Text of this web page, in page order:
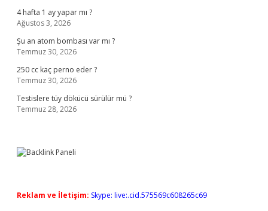
4 hafta 1 ay yapar mı ?
Ağustos 3, 2026
Şu an atom bombası var mı ?
Temmuz 30, 2026
250 cc kaç perno eder ?
Temmuz 30, 2026
Testislere tüy dökücü sürülür mü ?
Temmuz 28, 2026
Reklam ve İletişim: Skype: live:.cid.575569c608265c69